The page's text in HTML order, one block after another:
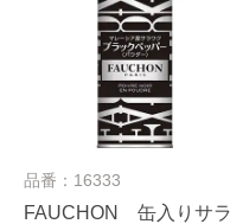
品番：16333
FAUCHON 缶入りサラ